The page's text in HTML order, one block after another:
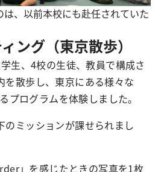
、以前本校にも赴任されていた
ング（東京散歩）
生、4校の生徒、教員で構成さ
を散歩し、東京にある様々な
プログラムを体験しました。
のミッションが課せられまし
」を感じたときの写真を1枚